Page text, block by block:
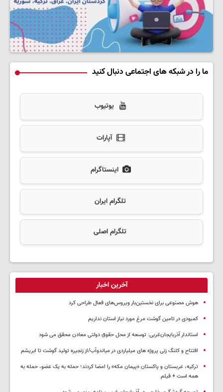
ما را در شبکه های اجتماعی دنبال کنید
یوتیوب
آپارات
اینستاگرام
تلگرام ایران
تلگرام اصلی
آخرین اخبار
هوش مصنوعی برای نخستین‌بار ویروس‌های فعال طراحی کرد
کمبودی در تامین گوشت مرغ مورد نیاز استان نداریم
استاندار آذربایجان‌غربی: توسعه از محل حقوق دولتی معادن محقق می شود
افتتاح و کلنگ زنی پروژه های میلیاردی در میاندوآب/از زنجیره تولید گوشت تا ابریشم
ترکیه، عربستان و پاکستان «پیمان مکه» را امضا کردند؛ حمله به یک عضو، حمله به
همه است + فیلم